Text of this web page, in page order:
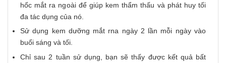
hốc mắt ra ngoài để giúp kem thẩm thấu và phát huy tối
đa tác dụng của nó.
Sử dụng kem dưỡng mắt rna ngày 2 lần mỗi ngày vào
buổi sáng và tối.
Chỉ sau 2 tuần sử dụng, bạn sẽ thấy được kết quả bất